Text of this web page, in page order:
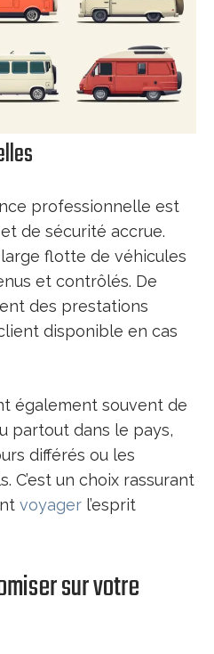
professionnelle est
de sécurité accrue.
large flotte de véhicules
et contrôlés. De
des prestations
disponible en cas
également souvent de
partout dans le pays,
différés ou les
C’est un choix rassurant
voyager l’esprit
sur votre